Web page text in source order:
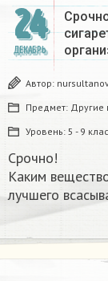
24
ДЕКАБРЬ
Автор:
Предмет: Другие
Уровень: 5 - 9
Срочно!
Каким
лучшего